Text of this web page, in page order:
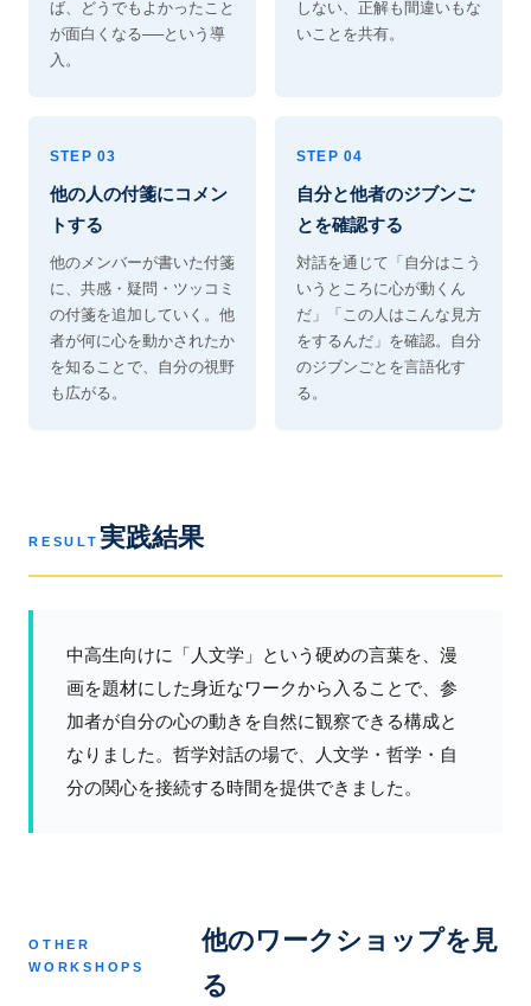
ば、どうでもよかったこと
が面白くなる──という導
入。
しない、正解も間違いもな
いことを共有。
STEP 03
他の人の付箋にコメン
トする
他のメンバーが書いた付箋
に、共感・疑問・ツッコミ
の付箋を追加していく。他
者が何に心を動かされたか
を知ることで、自分の視野
も広がる。
STEP 04
自分と他者のジブンご
とを確認する
対話を通じて「自分はこう
いうところに心が動くん
だ」「この人はこんな見方
をするんだ」を確認。自分
のジブンごとを言語化す
る。
RESULT 実践結果
中高生向けに「人文学」という硬めの言葉を、漫
画を題材にした身近なワークから入ることで、参
加者が自分の心の動きを自然に観察できる構成と
なりました。哲学対話の場で、人文学・哲学・自
分の関心を接続する時間を提供できました。
OTHER
WORKSHOPS
他のワークショップを見
る